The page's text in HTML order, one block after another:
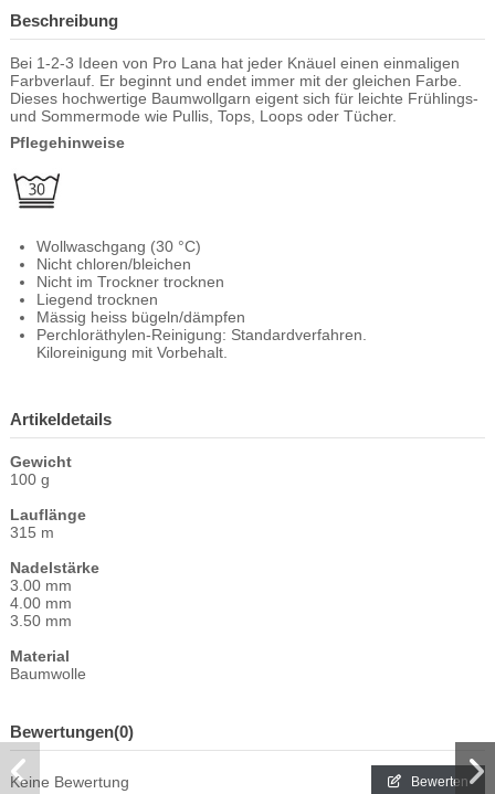
Beschreibung
Bei 1-2-3 Ideen von Pro Lana hat jeder Knäuel einen einmaligen
Farbverlauf. Er beginnt und endet immer mit der gleichen Farbe.
Dieses hochwertige Baumwollgarn eigent sich für leichte Frühlings-
und Sommermode wie Pullis, Tops, Loops oder Tücher.
Pflegehinweise
Wollwaschgang (30 °C)
Nicht chloren/bleichen
Nicht im Trockner trocknen
Liegend trocknen
Mässig heiss bügeln/dämpfen
Perchloräthylen-Reinigung: Standardverfahren.
Kiloreinigung mit Vorbehalt.
Artikeldetails
Gewicht
100 g
Lauflänge
315 m
Nadelstärke
3.00 mm
4.00 mm
3.50 mm
Material
Baumwolle
Bewertungen(0)
Keine Bewertung Bewerten